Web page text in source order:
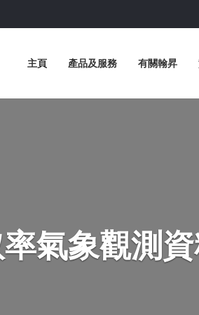
主頁 產品及服務 有關翰昇
氣象觀測